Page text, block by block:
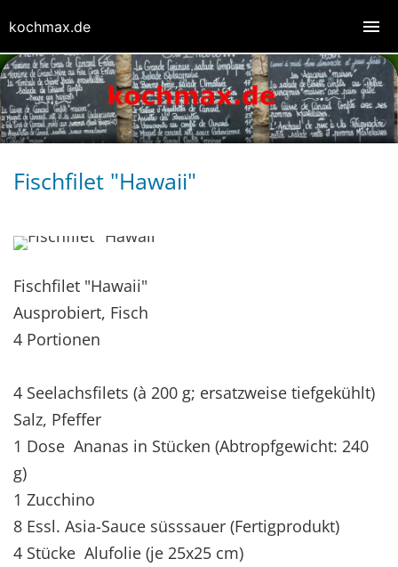
Fischfilet "Hawaii"
Fischfilet "Hawaii"
Ausprobiert, Fisch
4 Portionen
4 Seelachsfilets (à 200 g; ersatzweise tiefgekühlt)
Salz, Pfeffer
1 Dose Ananas in Stücken (Abtropfgewicht: 240
g)
1 Zucchino
8 Essl. Asia-Sauce süsssauer (Fertigprodukt)
4 Stücke Alufolie (je 25x25 cm)
kochmax.de